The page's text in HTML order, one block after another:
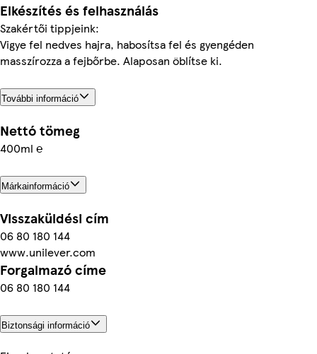
Elkészítés és felhasználás
Szakértői tippjeink:
Vigye fel nedves hajra, habosítsa fel és gyengéden
masszírozza a fejbőrbe. Alaposan öblítse ki.
További információ
Nettó tömeg
400ml ℮
Márkainformáció
Visszaküldési cím
06 80 180 144
www.unilever.com
Forgalmazó címe
06 80 180 144
Biztonsági információ